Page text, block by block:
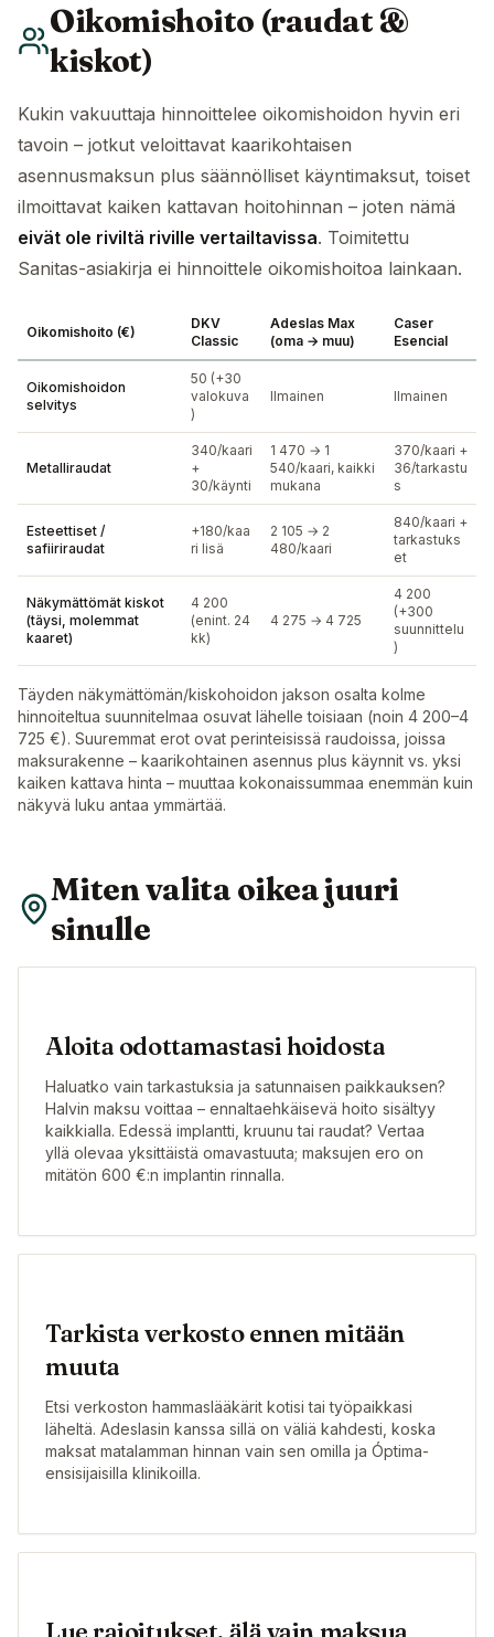
Oikomishoito (raudat &
kiskot)
Kukin vakuuttaja hinnoittelee oikomishoidon hyvin eri
tavoin – jotkut veloittavat kaarikohtaisen
asennusmaksun plus säännölliset käyntimaksut, toiset
ilmoittavat kaiken kattavan hoitohinnan – joten nämä
eivät ole riviltä riville vertailtavissa. Toimitettu
Sanitas-asiakirja ei hinnoittele oikomishoitoa lainkaan.
Oikomishoito (€)
DKV
Classic
Adeslas Max
(oma → muu)
Caser
Esencial
Oikomishoidon
selvitys
50 (+30
valokuva
)
Ilmainen Ilmainen
Metalliraudat
340/kaari
+
30/käynti
1 470 → 1
540/kaari, kaikki
mukana
370/kaari +
36/tarkastu
s
Esteettiset /
safiiriraudat
+180/kaa
ri lisä
2 105 → 2
480/kaari
840/kaari +
tarkastuks
et
Näkymättömät kiskot
(täysi, molemmat
kaaret)
4 200
(enint. 24
kk)
4 275 → 4 725
4 200
(+300
suunnittelu
)
Täyden näkymättömän/kiskohoidon jakson osalta kolme
hinnoiteltua suunnitelmaa osuvat lähelle toisiaan (noin 4 200–4
725 €). Suuremmat erot ovat perinteisissä raudoissa, joissa
maksurakenne – kaarikohtainen asennus plus käynnit vs. yksi
kaiken kattava hinta – muuttaa kokonaissummaa enemmän kuin
näkyvä luku antaa ymmärtää.
Miten valita oikea juuri
sinulle
Aloita odottamastasi hoidosta
Haluatko vain tarkastuksia ja satunnaisen paikkauksen?
Halvin maksu voittaa – ennaltaehkäisevä hoito sisältyy
kaikkialla. Edessä implantti, kruunu tai raudat? Vertaa
yllä olevaa yksittäistä omavastuuta; maksujen ero on
mitätön 600 €:n implantin rinnalla.
Tarkista verkosto ennen mitään
muuta
Etsi verkoston hammaslääkärit kotisi tai työpaikkasi
läheltä. Adeslasin kanssa sillä on väliä kahdesti, koska
maksat matalamman hinnan vain sen omilla ja Óptima-
ensisijaisilla klinikoilla.